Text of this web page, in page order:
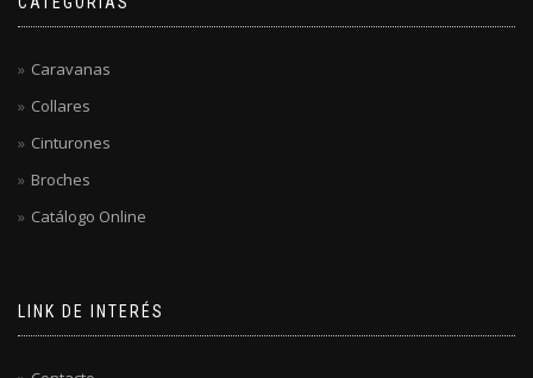
Caravanas
Collares
Cinturones
Broches
Catálogo Online
LINK DE INTERÉS